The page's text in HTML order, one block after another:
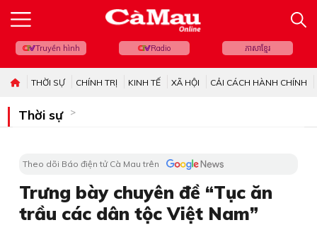
Truyền hình Radio ភាសាខ្មែរ
THỜI SỰ CHÍNH TRỊ KINH TẾ XÃ HỘI CẢI CÁCH HÀNH CHÍNH
Thời sự
Theo dõi Báo điện tử Cà Mau trên
Trưng bày chuyên đề “Tục ăn
trầu các dân tộc Việt Nam”